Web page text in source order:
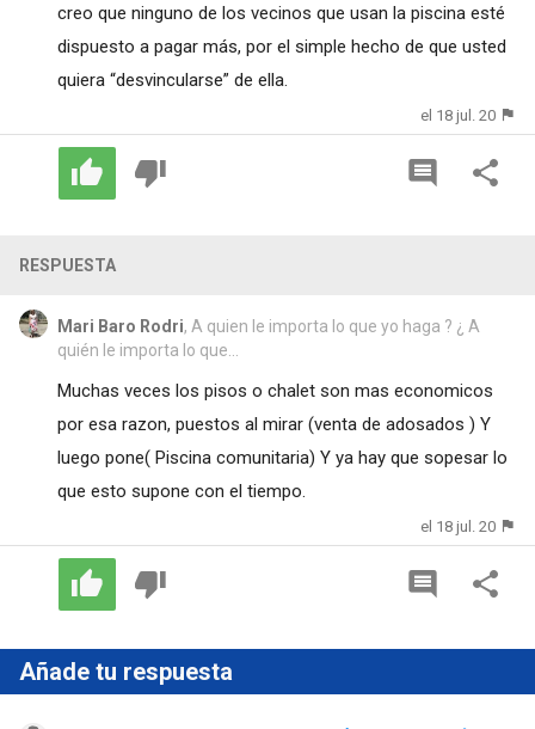
creo que ninguno de los vecinos que usan la piscina esté
dispuesto a pagar más, por el simple hecho de que usted
quiera “desvincularse” de ella.
el 18 jul. 20
RESPUESTA
Mari Baro Rodri, A quien le importa lo que yo haga ? ¿ A
quién le importa lo que...
Muchas veces los pisos o chalet son mas economicos
por esa razon, puestos al mirar (venta de adosados ) Y
luego pone( Piscina comunitaria) Y ya hay que sopesar lo
que esto supone con el tiempo.
el 18 jul. 20
Añade tu respuesta